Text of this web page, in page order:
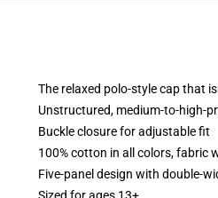
The relaxed polo-style cap that
Unstructured, medium-to-high-
Buckle closure for adjustable fit
100% cotton in all colors, fabric
Five-panel design with double-